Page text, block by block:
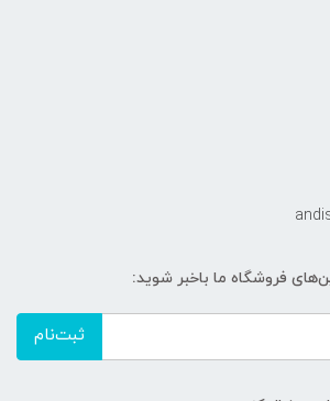
فروشگاه ما باخبر شوید:
ثبت‌نام